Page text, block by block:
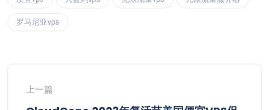
罗马尼亚vps
上一篇